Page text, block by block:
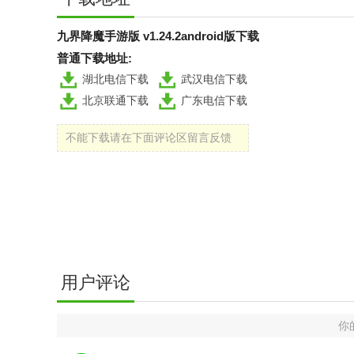
九界降魔手游版 v1.24.2android版下载
普通下载地址:
湖北电信下载
武汉电信下载
北京联通下载
广东电信下载
不能下载请在下面评论区留言反馈
用户评论
你